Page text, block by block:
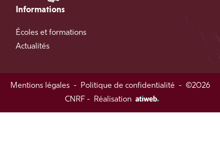
Informations
Écoles et formations
Actualités
Mentions légales - Politique de confidentialité - ©2026
CNRF -
Réalisation